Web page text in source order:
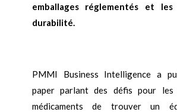
emballages réglementés et
durabilité.
PMMI Business Intelligence a
paper parlant des défis pour les
médicaments de trouver un